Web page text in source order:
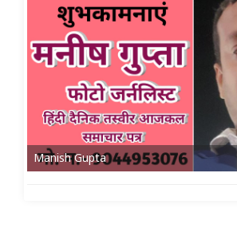
Manish Gupta